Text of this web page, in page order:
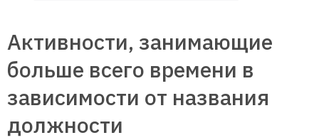
Активности, занимающие
больше всего времени в
зависимости от названия
должности